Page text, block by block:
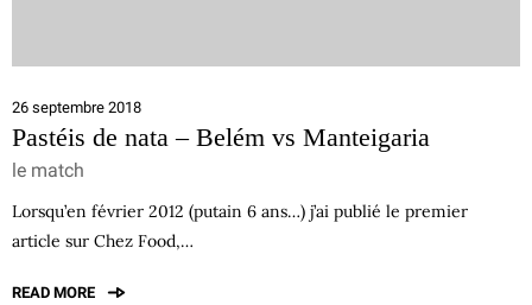
26 septembre 2018
Pastéis de nata – Belém vs Manteigaria
le match
Lorsqu’en février 2012 (putain 6 ans…) j’ai publié le premier
article sur Chez Food,…
READ MORE